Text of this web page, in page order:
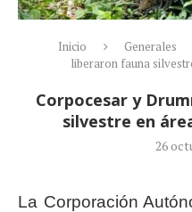
Inicio Generales
liberaron fauna
Corpocesar y
silvestre en
26
La Corporación